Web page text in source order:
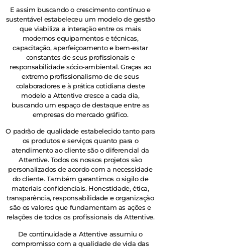
E assim buscando o crescimento contínuo e
sustentável estabeleceu um modelo de gestão
que viabiliza a interação entre os mais
modernos equipamentos e técnicas,
capacitação, aperfeiçoamento e bem-estar
constantes de seus profissionais e
responsabilidade sócio-ambiental. Graças ao
extremo profissionalismo de de seus
colaboradores e à prática cotidiana deste
modelo a Attentive cresce a cada dia,
buscando um espaço de destaque entre as
empresas do mercado gráfico.
O padrão de qualidade estabelecido tanto para
os produtos e serviços quanto para o
atendimento ao cliente são o diferencial da
Attentive. Todos os nossos projetos são
personalizados de acordo com a necessidade
do cliente. Também garantimos o sigilo de
materiais confidenciais. Honestidade, ética,
transparência, responsabilidade e organização
são os valores que fundamentam as ações e
relações de todos os profissionais da Attentive.
De continuidade a Attentive assumiu o
compromisso com a qualidade de vida das